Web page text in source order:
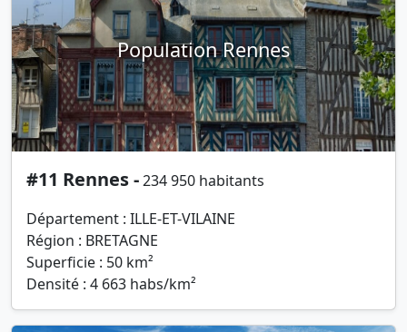
Population Rennes
#11 Rennes -234 950 habitants
Département : ILLE-ET-VILAINE
Région : BRETAGNE
Superficie : 50 km²
Densité : 4 663 habs/km²